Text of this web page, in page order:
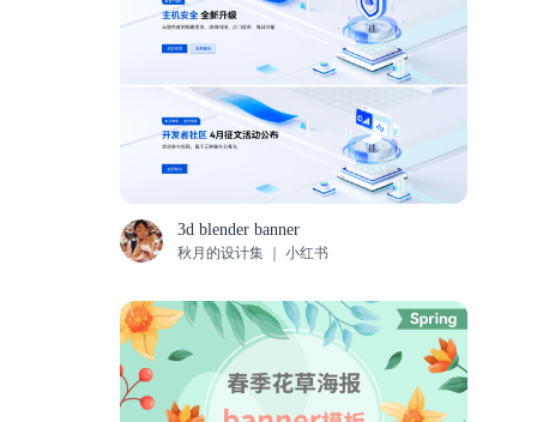
3d blender banner
秋月的设计集 ｜ 小红书